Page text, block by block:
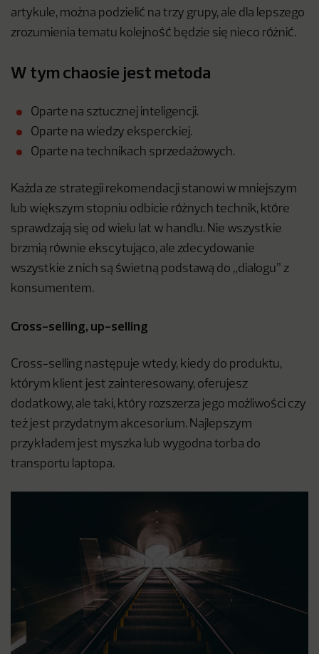
artykule, można podzielić na trzy grupy, ale dla lepszego
zrozumienia tematu kolejność będzie się nieco różnić.
W tym chaosie jest metoda
Oparte na sztucznej inteligencji.
Oparte na wiedzy eksperckiej.
Oparte na technikach sprzedażowych.
Każda ze strategii rekomendacji stanowi w mniejszym
lub większym stopniu odbicie różnych technik, które
sprawdzają się od wielu lat w handlu. Nie wszystkie
brzmią równie ekscytująco, ale zdecydowanie
wszystkie z nich są świetną podstawą do „dialogu” z
konsumentem.
Cross-selling, up-selling
Cross-selling następuje wtedy, kiedy do produktu,
którym klient jest zainteresowany, oferujesz
dodatkowy, ale taki, który rozszerza jego możliwości czy
też jest przydatnym akcesorium. Najlepszym
przykładem jest myszka lub wygodna torba do
transportu laptopa.